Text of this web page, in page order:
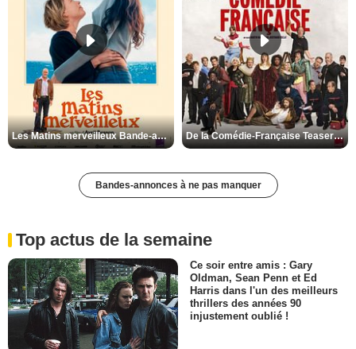
Les Matins merveilleux Bande-annonce VF De la Comédie-Française Teaser VF
Bandes-annonces à ne pas manquer
Top actus de la semaine
Ce soir entre amis : Gary
Oldman, Sean Penn et Ed
Harris dans l'un des meilleurs
thrillers des années 90
injustement oublié !